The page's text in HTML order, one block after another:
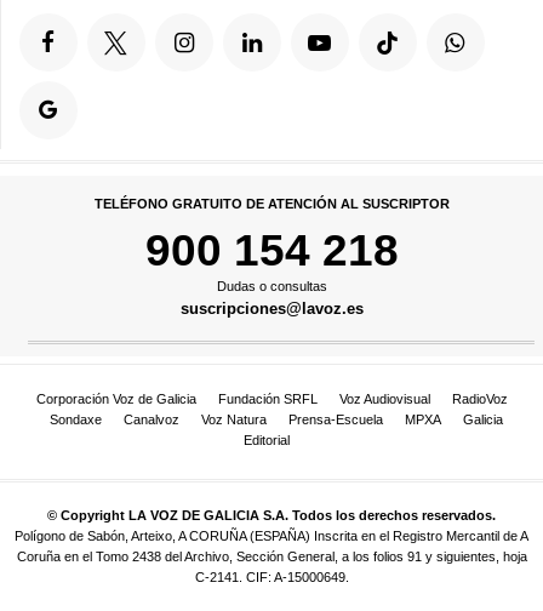
TELÉFONO GRATUITO DE ATENCIÓN AL SUSCRIPTOR
900 154 218
Dudas o consultas
suscripciones@lavoz.es
Corporación Voz de Galicia Fundación SRFL Voz Audiovisual
RadioVoz
Sondaxe
Canalvoz Voz Natura Prensa-Escuela MPXA
Galicia
Editorial
© Copyright LA VOZ DE GALICIA S.A. Todos los derechos reservados.
Polígono de Sabón, Arteixo, A CORUÑA (ESPAÑA) Inscrita en el Registro Mercantil de A
Coruña en el Tomo 2438 del Archivo, Sección General, a los folios 91 y siguientes, hoja
C-2141. CIF: A-15000649.